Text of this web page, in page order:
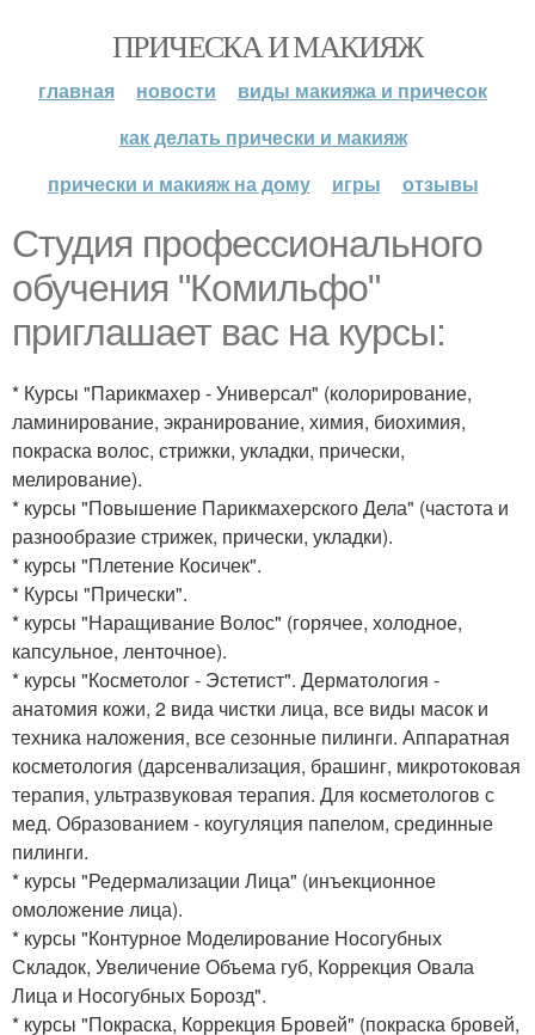
ПРИЧЕСКА И МАКИЯЖ
главная новости
виды макияжа и причесок
как делать прически и макияж
прически и макияж на дому
игры отзывы
Студия профессионального
обучения "Комильфо"
приглашает вас на курсы:
* Курсы "Парикмахер - Универсал" (колорирование,
ламинирование, экранирование, химия, биохимия,
покраска волос, стрижки, укладки, прически,
мелирование).
* курсы "Повышение Парикмахерского Дела" (частота и
разнообразие стрижек, прически, укладки).
* курсы "Плетение Косичек".
* Курсы "Прически".
* курсы "Наращивание Волос" (горячее, холодное,
капсульное, ленточное).
* курсы "Косметолог - Эстетист". Дерматология -
анатомия кожи, 2 вида чистки лица, все виды масок и
техника наложения, все сезонные пилинги. Аппаратная
косметология (дарсенвализация, брашинг, микротоковая
терапия, ультразвуковая терапия. Для косметологов с
мед. Образованием - коугуляция папелом, срединные
пилинги.
* курсы "Редермализации Лица" (инъекционное
омоложение лица).
* курсы "Контурное Моделирование Носогубных
Складок, Увеличение Объема губ, Коррекция Овала
Лица и Носогубных Борозд".
* курсы "Покраска, Коррекция Бровей" (покраска бровей,